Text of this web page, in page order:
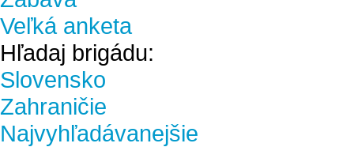
Veľká anketa
Hľadaj brigádu:
Slovensko
Zahraničie
Najvyhľadávanejšie